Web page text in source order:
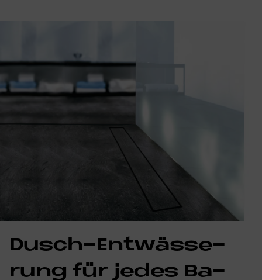
Dusch-Ent­wäs­se­
rung für je­des Ba­